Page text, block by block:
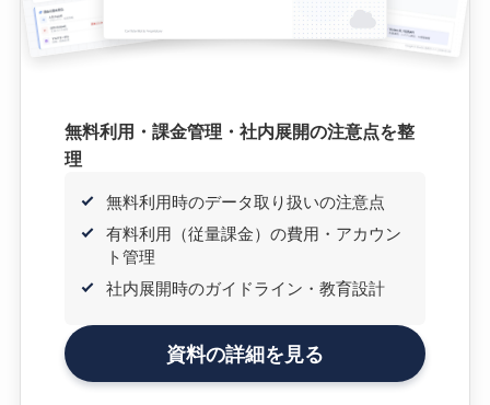
無料利用・課金管理・社内展開の注意点を整
理
無料利用時のデータ取り扱いの注意点
有料利用（従量課金）の費用・アカウン
ト管理
社内展開時のガイドライン・教育設計
資料の詳細を見る